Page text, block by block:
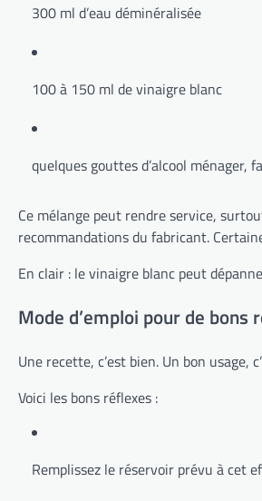
300 ml d’eau déminéralisée
100 à 150 ml de vinaigre blanc
quelques gouttes d’alcool ménager,
Ce mélange peut rendre service,
recommandations du fabricant.
En clair : le vinaigre blanc peut
Mode d’emploi pour de bons
Une recette, c’est bien. Un bon
Voici les bons réflexes :
Remplissez le réservoir prévu à cet